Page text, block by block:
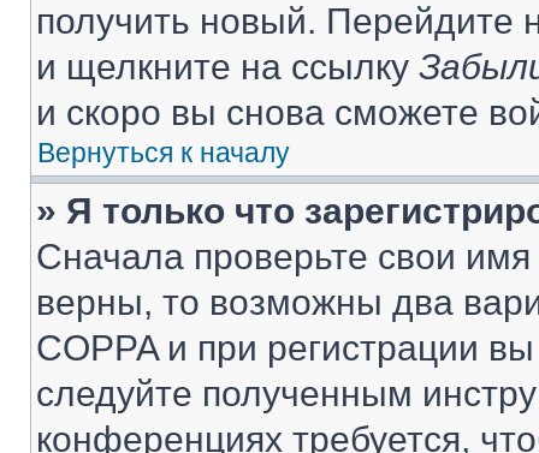
получить новый. Перейдите
и щелкните на ссылку
и скоро вы снова сможете
Вернуться к началу
» Я только что
Сначала проверьте свои
верны, то возможны два
COPPA и при регистрации
следуйте полученным
конференциях требуется,